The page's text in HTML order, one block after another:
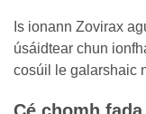
Is ionann Zovirax
úsáidtear chun
cosúil le galarshaic